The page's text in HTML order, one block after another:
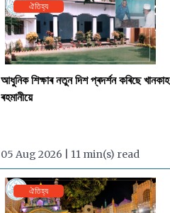
ঐতিহ্য
আধুনিক শিক্ষাৰ নতুন দিশ প্ৰদৰ্শন কৰিছে খানকাহ
ৰহমানীয়ে
05 Aug 2026 | 11 min(s) read
ঐতিহ্য